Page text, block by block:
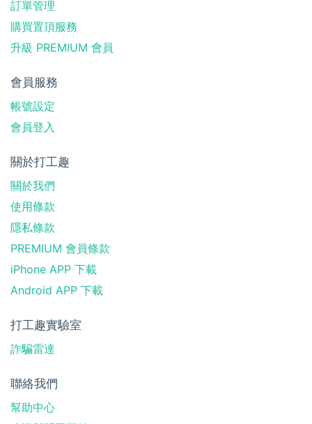
訂單管理
購買置頂服務
升級 PREMIUM 會員
會員服務
帳號設定
會員登入
關於打工趣
關於我們
使用條款
隱私條款
PREMIUM 會員條款
iPhone APP 下載
Android APP 下載
打工趣實驗室
詐騙雷達
聯絡我們
幫助中心